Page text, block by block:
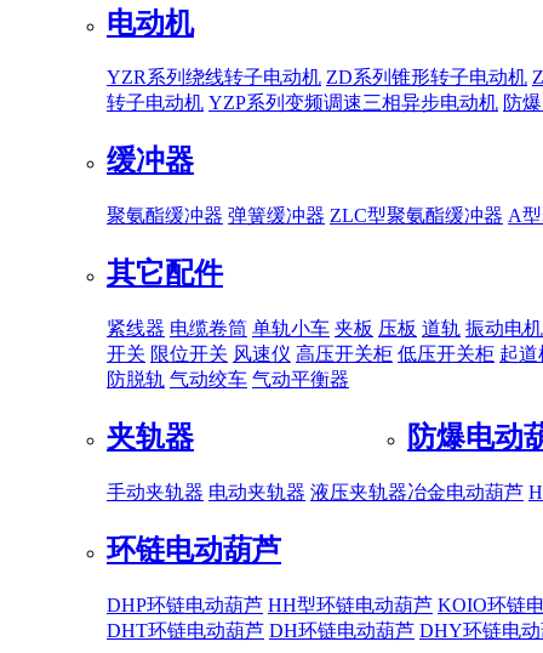
电动机
YZR系列绕线转子电动机 ZD系列锥形转子电动机
转子电动机 YZP系列变频调速三相异步电动机 防
缓冲器
聚氨酯缓冲器 弹簧缓冲器 ZLC型聚氨酯缓冲器 A
其它配件
紧线器 电缆卷筒 单轨小车 夹板 压板 道轨 振动电机
开关 限位开关 风速仪 高压开关柜 低压开关柜 起道
防脱轨 气动绞车 气动平衡器
夹轨器
手动夹轨器 电动夹轨器 液压夹轨器
防爆电动
冶金电动葫芦
环链电动葫芦
DHP环链电动葫芦 HH型环链电动葫芦 KOIO环链
DHT环链电动葫芦 DH环链电动葫芦 DHY环链电